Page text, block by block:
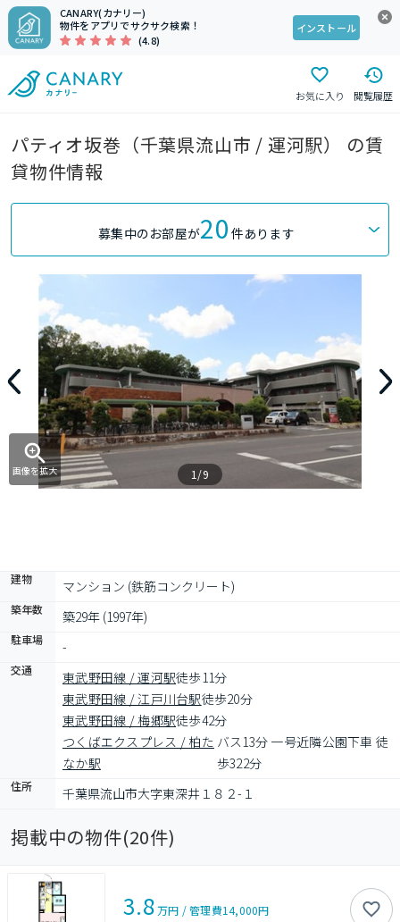
CANARY(カナリー)
物件をアプリでサクサク検索！
(4.8)
インストール
お気に入り 閲覧履歴
パティオ坂巻（千葉県流山市 / 運河駅） の賃
貸物件情報
募集中のお部屋が20 件あります
画像を拡大 1/9
建物 マンション (鉄筋コンクリート)
築年数 築29年 (1997年)
駐車場 -
交通 東武野田線 / 運河駅徒歩11分
東武野田線 / 江戸川台駅徒歩20分
東武野田線 / 梅郷駅徒歩42分
つくばエクスプレス / 柏た
なか駅
バス13分 一号近隣公園下車 徒
歩322分
住所 千葉県流山市大字東深井１８２-１
掲載中の物件(20件)
3.8万円 /管理費14,000円